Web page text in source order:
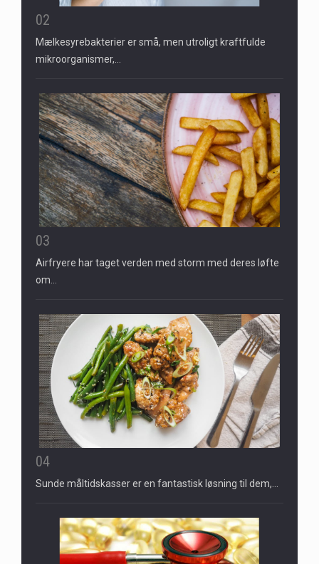
02
Mælkesyrebakterier er små, men utroligt kraftfulde
mikroorganismer,…
03
Airfryere har taget verden med storm med deres løfte
om…
04
Sunde måltidskasser er en fantastisk løsning til dem,…